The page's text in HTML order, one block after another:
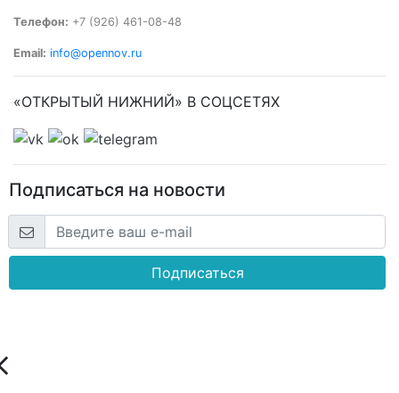
Телефон: +7 (926) 461-08-48
Email: info@opennov.ru
«ОТКРЫТЫЙ НИЖНИЙ» В СОЦСЕТЯХ
Подписаться на новости
Подписаться